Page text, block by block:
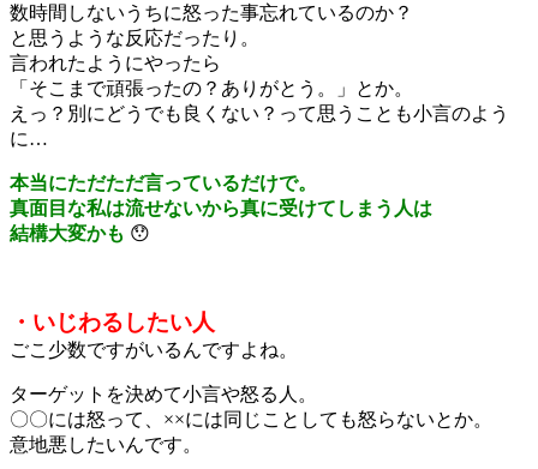
数時間しないうちに怒った事忘れているのか？
と思うような反応だったり。
言われたようにやったら
「そこまで頑張ったの？ありがとう。」とか。
えっ？別にどうでも良くない？って思うことも小言のよう
に…
本当にただただ言っているだけで。
真面目な私は流せないから真に受けてしまう人は
結構大変かも 😯
・いじわるしたい人
ごこ少数ですがいるんですよね。
ターゲットを決めて小言や怒る人。
〇〇には怒って、××には同じことしても怒らないとか。
意地悪したいんです。